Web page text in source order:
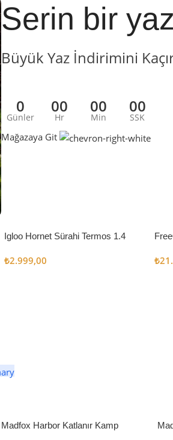
Serin bir
Büyük Yaz İndirimini
0
Günler
00
Hr
00
Min
00
SSK
Mağazaya Git
Igloo Hornet Sürahi Termos 1.4
₺2.999,00 ₺
Madfox Harbor Katlanır Kamp